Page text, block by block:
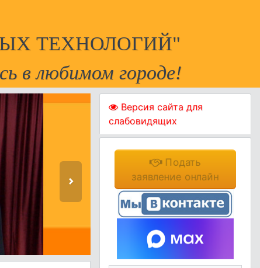
ТЕХНОЛОГИЙ"
в любимом городе!
Версия сайта для
слабовидящих
Подать
заявление онлайн